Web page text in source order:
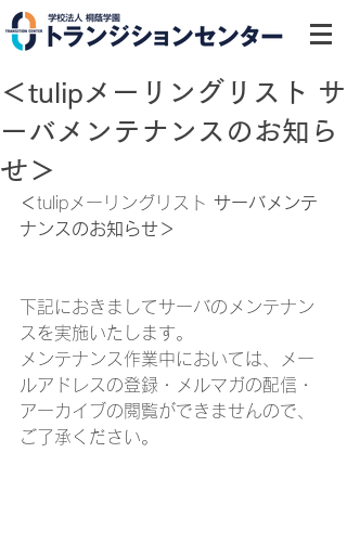
＜tulipメーリングリスト サ
ーバメンテナンスのお知ら
せ＞
＜tulipメーリングリスト サーバメンテ
ナンスのお知らせ＞
下記におきましてサーバのメンテナン
スを実施いたします。
メンテナンス作業中においては、メー
ルアドレスの登録・メルマガの配信・
アーカイブの閲覧ができませんので、
ご了承ください。